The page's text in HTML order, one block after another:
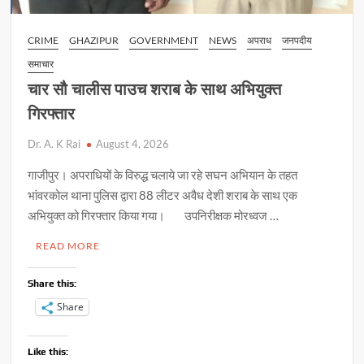
CRIME GHAZIPUR GOVERNMENT NEWS अपराध
जनपदीय
समाचार
चार सौ चालीस पाउच शराब के साथ अभियुक्त
गिरफ्तार
Dr. A. K Rai August 4, 2026
गाजीपुर। अपराधियों के विरुद्ध चलाये जा रहे सघन अभियान के तहत
भांवरकोल थाना पुलिस द्वारा 88 लीटर अवैध देशी शराब के साथ एक
अभियुक्त को गिरफ्तार किया गया। उपनिरीक्षक मोरध्वज …
READ MORE
Share this:
Share
Like this: